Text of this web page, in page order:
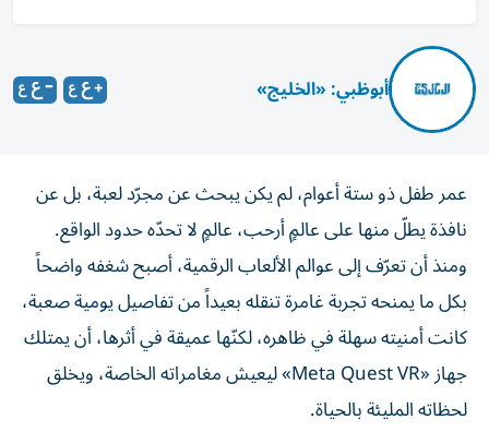
أبوظبي: «الخليج»
عمر طفل ذو ستة أعوام، لم يكن يبحث عن مجرّد لعبة، بل عن
نافذة يطلّ منها على عالمٍ أرحب، عالمٍ لا تحدّه حدود الواقع.
ومنذ أن تعرّف إلى عوالم الألعاب الرقمية، أصبح شغفه واضحاً
بكل ما يمنحه تجربة غامرة تنقله بعيداً من تفاصيل يومية صعبة،
كانت أمنيته سهلة في ظاهره، لكنّها عميقة في أثرها، أن يمتلك
جهاز «Meta Quest VR» ليعيش مغامراته الخاصة، ويخلق
لحظاته المليئة بالحياة.